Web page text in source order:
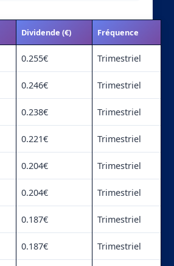
Dividende (€) Fréquence
0.255€ Trimestriel
0.246€ Trimestriel
0.238€ Trimestriel
0.221€ Trimestriel
0.204€ Trimestriel
0.204€ Trimestriel
0.187€ Trimestriel
0.187€ Trimestriel